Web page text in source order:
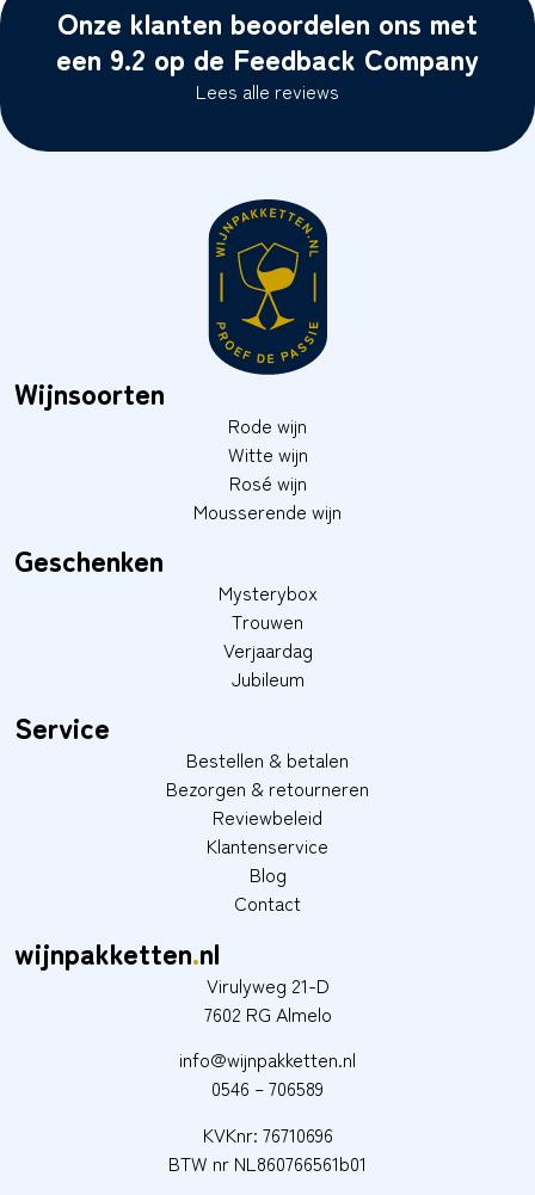
Onze klanten beoordelen ons met
een 9.2 op de Feedback Company
Lees alle reviews
Wijnsoorten
Rode wijn
Witte wijn
Rosé wijn
Mousserende wijn
Geschenken
Mysterybox
Trouwen
Verjaardag
Jubileum
Service
Bestellen & betalen
Bezorgen & retourneren
Reviewbeleid
Klantenservice
Blog
Contact
wijnpakketten.nl
Virulyweg 21-D
7602 RG Almelo
info@wijnpakketten.nl
0546 – 706589
KVKnr: 76710696
BTW nr NL860766561b01